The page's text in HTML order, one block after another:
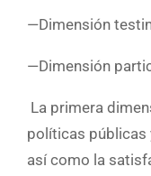
—Dimensión
—Dimensión
La primera
políticas públicas
así como la